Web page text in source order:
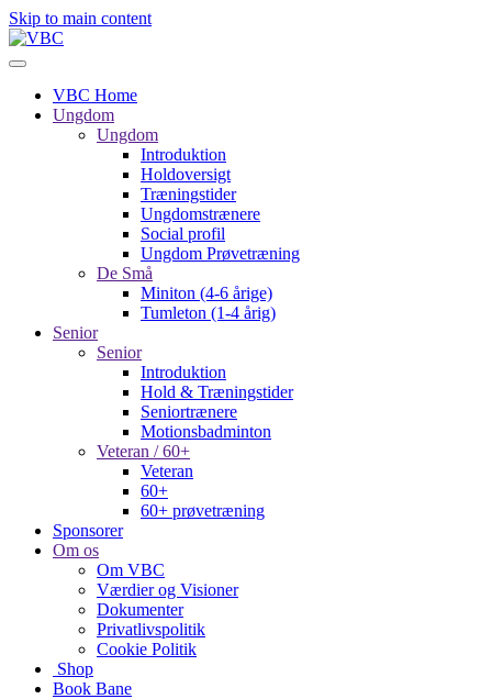
Skip to main content
VBC Home
Ungdom
Ungdom
Introduktion
Holdoversigt
Træningstider
Ungdomstrænere
Social profil
Ungdom Prøvetræning
De Små
Miniton (4-6 årige)
Tumleton (1-4 årig)
Senior
Senior
Introduktion
Hold & Træningstider
Seniortrænere
Motionsbadminton
Veteran / 60+
Veteran
60+
60+ prøvetræning
Sponsorer
Om os
Om VBC
Værdier og Visioner
Dokumenter
Privatlivspolitik
Cookie Politik
Shop
Book Bane